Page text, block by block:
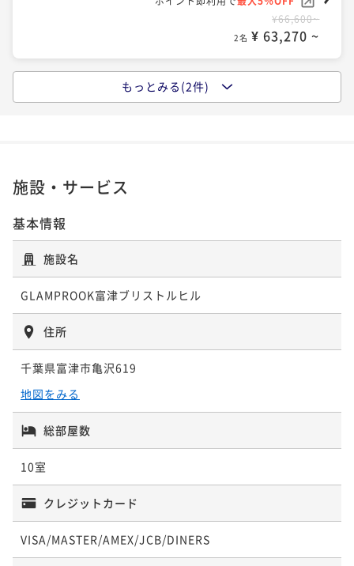
¥66,600~
2名 ¥ 63,270 ~
【早割30】30日前までのご予約限定
【スタンダード】オールインクルーシブステイを楽し
む贅沢グランピング
二食付き 現地決済可 事前決済可
IN 15:00 - 18:00 OUT11:00
ポイント即利用で
¥72,200~
もっとみる(2件)
施設・サービス
基本情報
施設名
GLAMPROOK富津ブリストルヒル
住所
千葉県富津市亀沢619
地図をみる
総部屋数
10室
クレジットカード
VISA/MASTER/AMEX/JCB/DINERS